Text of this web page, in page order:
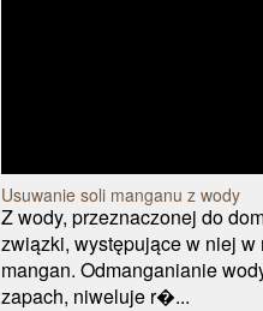
Usuwanie soli manganu z wody
Z wody, przeznaczonej do
związki, występujące w niej
mangan. Odmanganianie
zapach, niweluje r�...